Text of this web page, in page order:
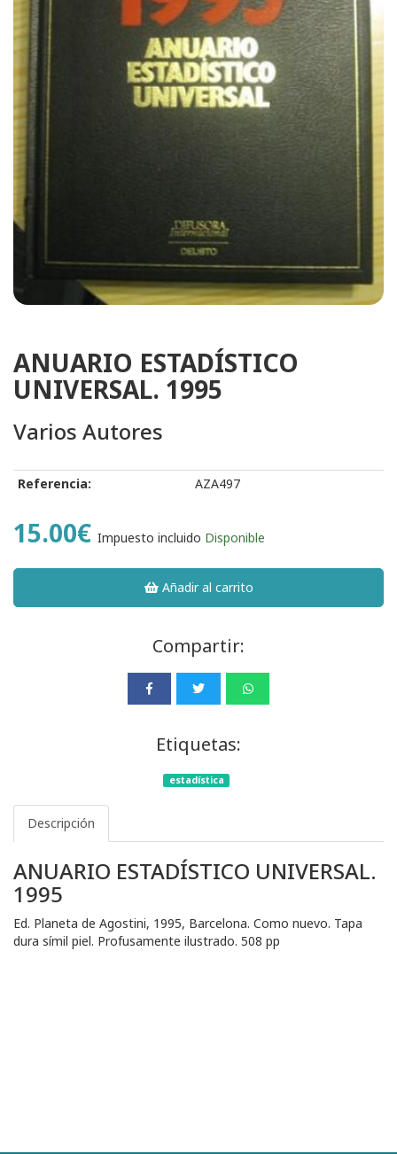
ANUARIO ESTADÍSTICO
UNIVERSAL. 1995
Varios Autores
Referencia: AZA497
15.00€ Impuesto incluido Disponible
Añadir al carrito
Compartir:
Etiquetas:
estadística
Descripción
ANUARIO ESTADÍSTICO UNIVERSAL.
1995
Ed. Planeta de Agostini, 1995, Barcelona. Como nuevo. Tapa
dura símil piel. Profusamente ilustrado. 508 pp